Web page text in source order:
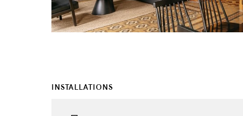
INSTALLATIONS